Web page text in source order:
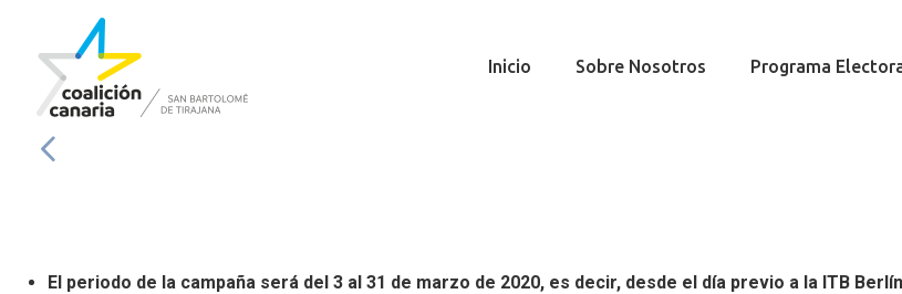
Inicio Sobre Nosotros Programa
El periodo de la campaña será del 3 al 31 de marzo de 2020, es decir, desde el día previo a la ITB